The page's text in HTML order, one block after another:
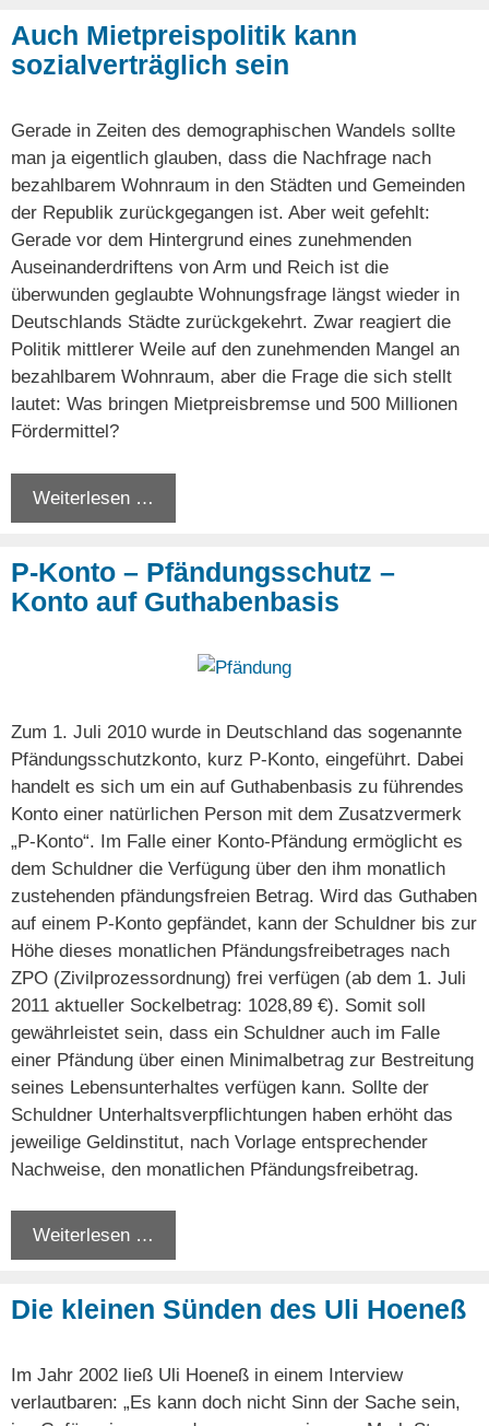
Auch Mietpreispolitik kann
sozialverträglich sein
Gerade in Zeiten des demographischen Wandels sollte
man ja eigentlich glauben, dass die Nachfrage nach
bezahlbarem Wohnraum in den Städten und Gemeinden
der Republik zurückgegangen ist. Aber weit gefehlt:
Gerade vor dem Hintergrund eines zunehmenden
Auseinanderdriftens von Arm und Reich ist die
überwunden geglaubte Wohnungsfrage längst wieder in
Deutschlands Städte zurückgekehrt. Zwar reagiert die
Politik mittlerer Weile auf den zunehmenden Mangel an
bezahlbarem Wohnraum, aber die Frage die sich stellt
lautet: Was bringen Mietpreisbremse und 500 Millionen
Fördermittel?
Weiterlesen …
P-Konto – Pfändungsschutz –
Konto auf Guthabenbasis
Zum 1. Juli 2010 wurde in Deutschland das sogenannte
Pfändungsschutzkonto, kurz P-Konto, eingeführt. Dabei
handelt es sich um ein auf Guthabenbasis zu führendes
Konto einer natürlichen Person mit dem Zusatzvermerk
„P-Konto“. Im Falle einer Konto-Pfändung ermöglicht es
dem Schuldner die Verfügung über den ihm monatlich
zustehenden pfändungsfreien Betrag. Wird das Guthaben
auf einem P-Konto gepfändet, kann der Schuldner bis zur
Höhe dieses monatlichen Pfändungsfreibetrages nach
ZPO (Zivilprozessordnung) frei verfügen (ab dem 1. Juli
2011 aktueller Sockelbetrag: 1028,89 €). Somit soll
gewährleistet sein, dass ein Schuldner auch im Falle
einer Pfändung über einen Minimalbetrag zur Bestreitung
seines Lebensunterhaltes verfügen kann. Sollte der
Schuldner Unterhaltsverpflichtungen haben erhöht das
jeweilige Geldinstitut, nach Vorlage entsprechender
Nachweise, den monatlichen Pfändungsfreibetrag.
Weiterlesen …
Die kleinen Sünden des Uli Hoeneß
Im Jahr 2002 ließ Uli Hoeneß in einem Interview
verlautbaren: „Es kann doch nicht Sinn der Sache sein,